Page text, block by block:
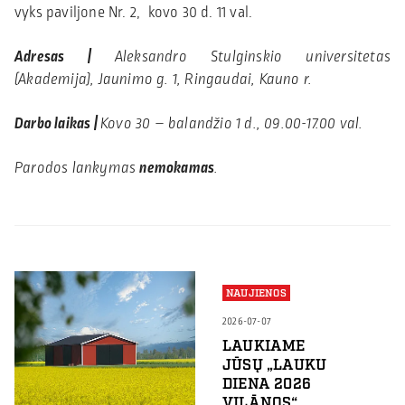
vyks paviljone Nr. 2, kovo 30 d. 11 val.
Adresas |Aleksandro Stulginskio universitetas
(Akademija), Jaunimo g. 1, Ringaudai, Kauno r.
Darbo laikas |Kovo 30 – balandžio 1 d., 09.00-17.00 val.
Parodos lankymasnemokamas.
NAUJIENOS
2026-07-07
LAUKIAME
JŪSŲ „LAUKU
DIENA 2026